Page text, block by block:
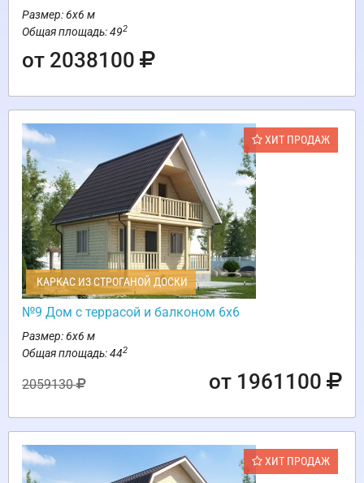
Размер: 6х6 м
Общая площадь: 492
от 2038100
ХИТ ПРОДАЖ
КАРКАС ИЗ СТРОГАНОЙ ДОСКИ
№9 Дом с террасой и балконом 6х6
Размер: 6х6 м
Общая площадь: 442
2059130 от 1961100
ХИТ ПРОДАЖ